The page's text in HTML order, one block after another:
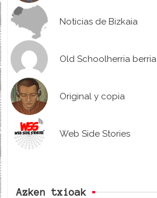
Noticias de Bizkaia
Old Schoolherria berria
Original y copia
Web Side Stories
Azken txioak